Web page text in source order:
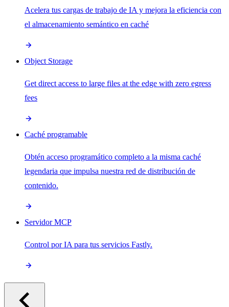
Acelera tus cargas de trabajo de IA y mejora la eficiencia con
el almacenamiento semántico en caché
Object Storage
Get direct access to large files at the edge with zero egress
fees
Caché programable
Obtén acceso programático completo a la misma caché
legendaria que impulsa nuestra red de distribución de
contenido.
Servidor MCP
Control por IA para tus servicios Fastly.